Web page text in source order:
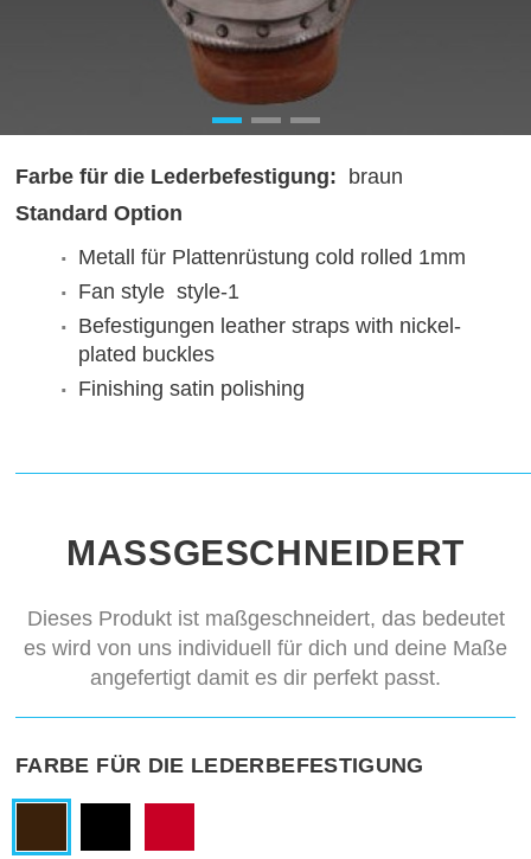
Farbe für die Lederbefestigung:
braun
Standard Option
Metall für Plattenrüstung cold rolled 1mm
Fan style style-1
Befestigungen leather straps with nickel-
plated buckles
Finishing satin polishing
MASSGESCHNEIDERT
Dieses Produkt ist maßgeschneidert, das bedeutet
es wird von uns individuell für dich und deine Maße
angefertigt damit es dir perfekt passt.
FARBE FÜR DIE LEDERBEFESTIGUNG